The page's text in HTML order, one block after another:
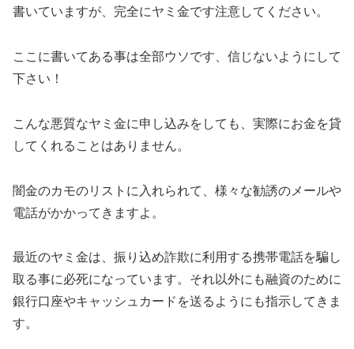
書いていますが、完全にヤミ金です注意してください。
ここに書いてある事は全部ウソです、信じないようにして
下さい！
こんな悪質なヤミ金に申し込みをしても、実際にお金を貸
してくれることはありません。
闇金のカモのリストに入れられて、様々な勧誘のメールや
電話がかかってきますよ。
最近のヤミ金は、振り込め詐欺に利用する携帯電話を騙し
取る事に必死になっています。それ以外にも融資のために
銀行口座やキャッシュカードを送るようにも指示してきま
す。